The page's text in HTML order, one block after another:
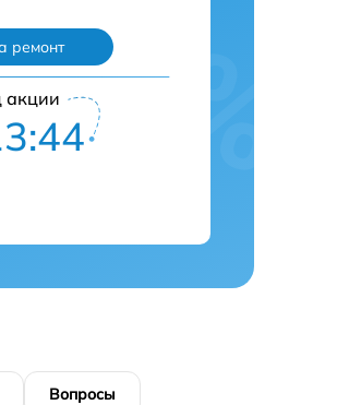
ремонт
акции
Вопросы